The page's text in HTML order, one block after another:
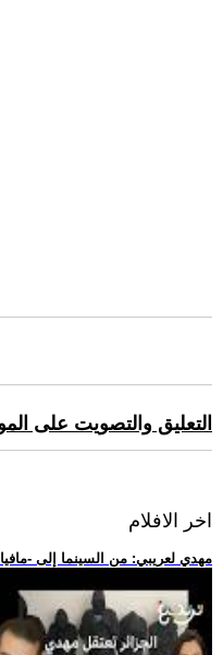
التعليق والتصويت على
اخر الافلام
.. مهدي لعريبي: من السينما إلى -